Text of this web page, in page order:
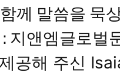
께 말씀을 묵
지앤엠글로벌
공해 주신